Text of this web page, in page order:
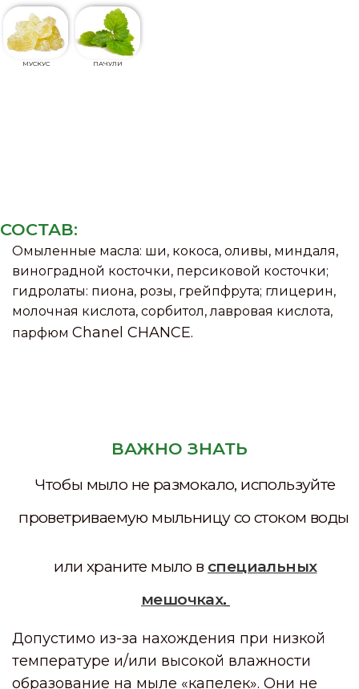
МУСКУС ПАЧУЛИ
СОСТАВ:
Омыленные масла: ши, кокоса, оливы, миндаля,
виноградной косточки, персиковой косточки;
гидролаты: пиона, розы, грейпфрута; глицерин,
молочная кислота, сорбитол, лавровая кислота,
парфюм Chanel CHANCE.
ВАЖНО ЗНАТЬ
Чтобы мыло не размокало, используйте
проветриваемую мыльницу со стоком воды
или храните мыло в специальных
мешочках.
Допустимо из-за нахождения при низкой
температуре и/или высокой влажности
образование на мыле «капелек». Они не